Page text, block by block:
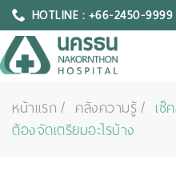
HOTLINE : +66-2450-9999
หน้าแรก คลังความรู้
เ
ต้องจัดเตรียมอะไรบ้าง